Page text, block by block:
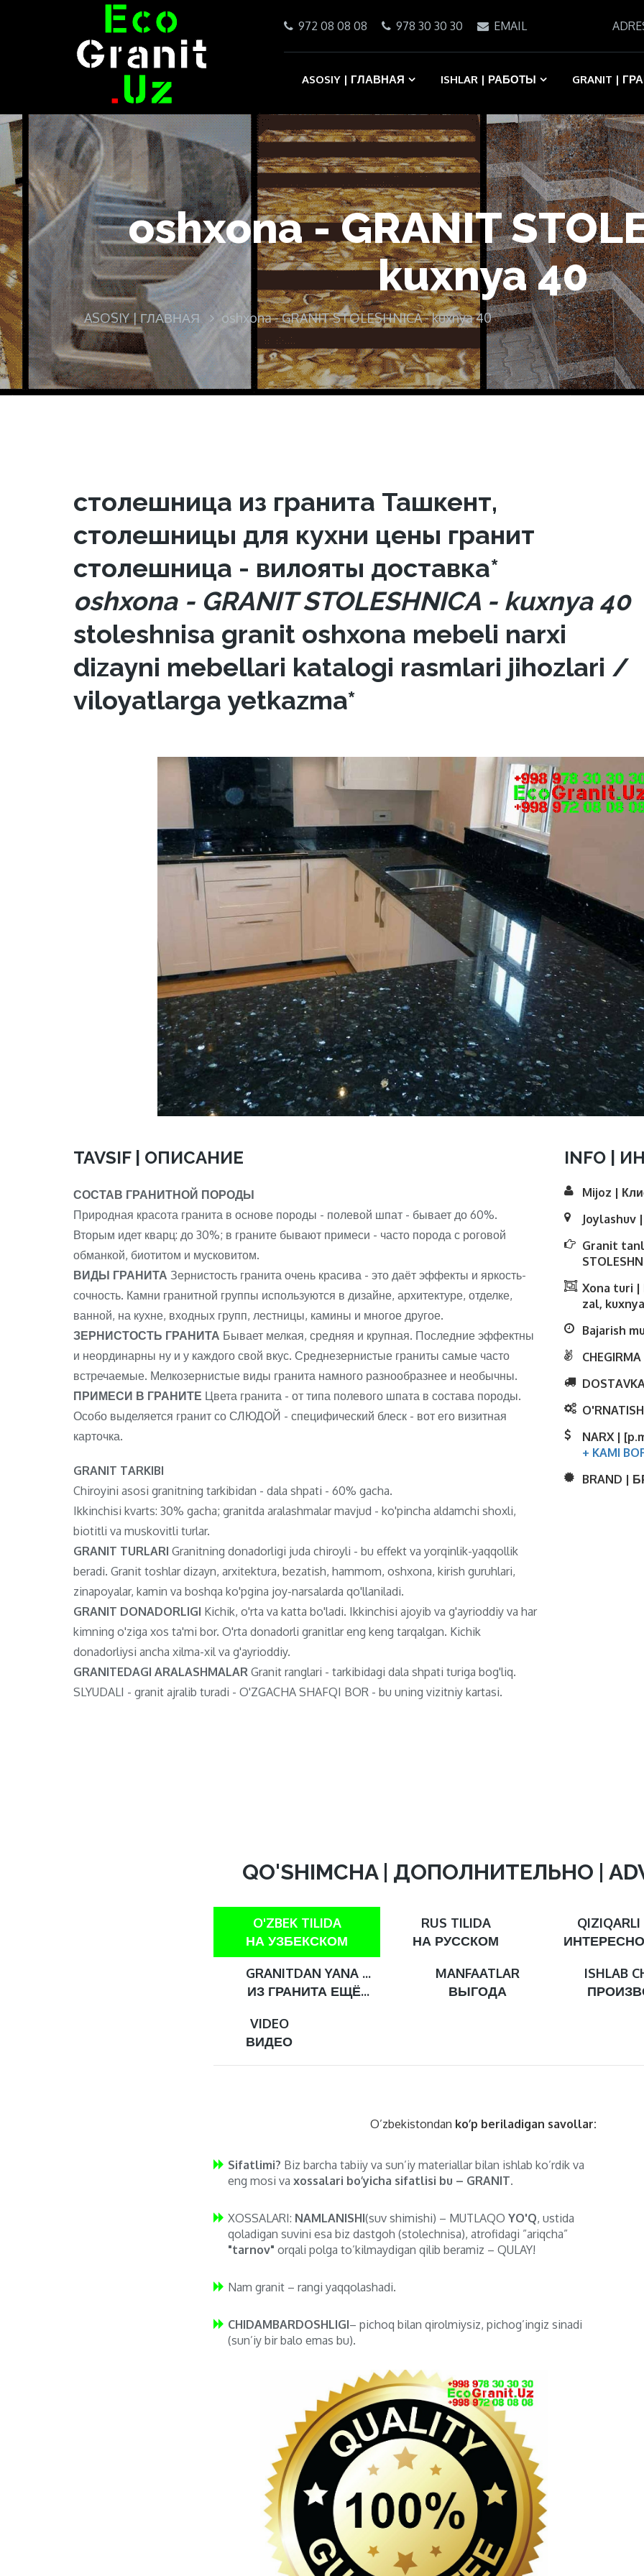
972 08 08 08 978 30 30 30 EMAIL
ASOSIY | ГЛАВНАЯ ISHLAR | РАБОТЫ GRANIT |
oshxona - GRANIT
kuxnya 40
ASOSIY | ГЛАВНАЯ oshxona - GRANIT STOLESHNICA - kuxnya 40
столешница из гранита Ташкент,
столешницы для кухни цены гранит
столешница - вилояты доставка*
oshxona - GRANIT STOLESHNICA - kuxnya 40
stoleshnisa granit oshxona mebeli narxi
dizayni mebellari katalogi rasmlari jihozlari /
viloyatlarga yetkazma*
TAVSIF | ОПИСАНИЕ
СОСТАВ ГРАНИТНОЙ ПОРОДЫ
Природная красота гранита в основе породы - полевой шпат - бывает до 60%.
Вторым идет кварц: до 30%; в граните бывают примеси - часто порода с роговой
обманкой, биотитом и мусковитом.
ВИДЫ ГРАНИТА Зернистость гранита очень красива - это даёт эффекты и яркость-
сочность. Камни гранитной группы используются в дизайне, архитектуре, отделке,
ванной, на кухне, входных групп, лестницы, камины и многое другое.
ЗЕРНИСТОСТЬ ГРАНИТА Бывает мелкая, средняя и крупная. Последние эффектны
и неординарны ну и у каждого свой вкус. Среднезернистые граниты самые часто
встречаемые. Мелкозернистые виды гранита намного разнообразнее и необычны.
ПРИМЕСИ В ГРАНИТЕ Цвета гранита - от типа полевого шпата в состава породы.
Особо выделяется гранит со СЛЮДОЙ - специфический блеск - вот его визитная
карточка.
GRANIT TARKIBI
Chiroyini asosi granitning tarkibidan - dala shpati - 60% gacha.
Ikkinchisi kvarts: 30% gacha; granitda aralashmalar mavjud - ko'pincha aldamchi shoxli,
biotitli va muskovitli turlar.
GRANIT TURLARI Granitning donadorligi juda chiroyli - bu effekt va yorqinlik-yaqqollik
beradi. Granit toshlar dizayn, arxitektura, bezatish, hammom, oshxona, kirish guruhlari,
zinapoyalar, kamin va boshqa ko'pgina joy-narsalarda qo'llaniladi.
GRANIT DONADORLIGI Kichik, o'rta va katta bo'ladi. Ikkinchisi ajoyib va ​​g'ayrioddiy va har
kimning o'ziga xos ta'mi bor. O'rta donadorli granitlar eng keng tarqalgan. Kichik
donadorliysi ancha xilma-xil va g'ayrioddiy.
GRANITEDAGI ARALASHMALAR Granit ranglari - tarkibidagi dala shpati turiga bog'liq.
SLYUDALI - granit ajralib turadi - O'ZGACHA SHAFQI BOR - bu uning vizitniy kartasi.
INFO |
Mijoz |
Joylashuv
Granit
Xona turi |
zal,
Bajarish
NARX |
+ KAMI
BRAND |
QO'SHIMCHA | ДОПОЛНИТЕЛЬНО |
O'ZBEK TILIDA
НА УЗБЕКСКОМ
RUS TILIDA
НА РУССКОМ
QIZIQARLI
GRANITDAN YANA ...
ИЗ ГРАНИТА ЕЩЁ...
MANFAATLAR
ВЫГОДА
ISHLAB
VIDEO
ВИДЕО
O’zbekistondan ko’p beriladigan savollar:
Sifatlimi? Biz barcha tabiiy va sun’iy materiallar bilan ishlab ko’rdik va
eng mosi va xossalari bo’yicha sifatlisi bu – GRANIT.
XOSSALARI: NAMLANISHI(suv shimishi) – MUTLAQO YO'Q, ustida
qoladigan suvini esa biz dastgoh (stolechnisa), atrofidagi ”ariqcha”
"tarnov" orqali polga to’kilmaydigan qilib beramiz – QULAY!
Nam granit – rangi yaqqolashadi.
CHIDAMBARDOSHLIGI– pichoq bilan qirolmiysiz, pichog’ingiz sinadi
(sun’iy bir balo emas bu).